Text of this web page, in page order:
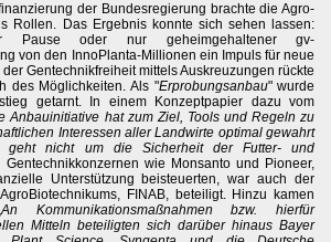
der Bundesregierung brachte die Agro-
Rollen. Das Ergebnis konnte sich sehen lassen:
Pause oder nur geheimgehaltener gv-
von den InnoPlanta-Millionen ein Impuls für neue
Gentechnikfreiheit mittels Auskreuzungen rückte
des Möglichkeiten. Als "Erprobungsanbau" wurde
getarnt. In einem Konzeptpapier dazu vom
Anbauinitiative hat zum Ziel, Tools und Regeln zu
Interessen aller Landwirte optimal gewahrt
geht nicht um die Sicherheit der Futter- und
Gentechnikkonzernen wie Monsanto und Pioneer,
Unterstützung beisteuerten, war auch der
FINAB, beteiligt. Hinzu kamen
An Kommunikationsmaßnahmen bzw. hierfür
Mitteln beteiligten sich darüber hinaus Bayer